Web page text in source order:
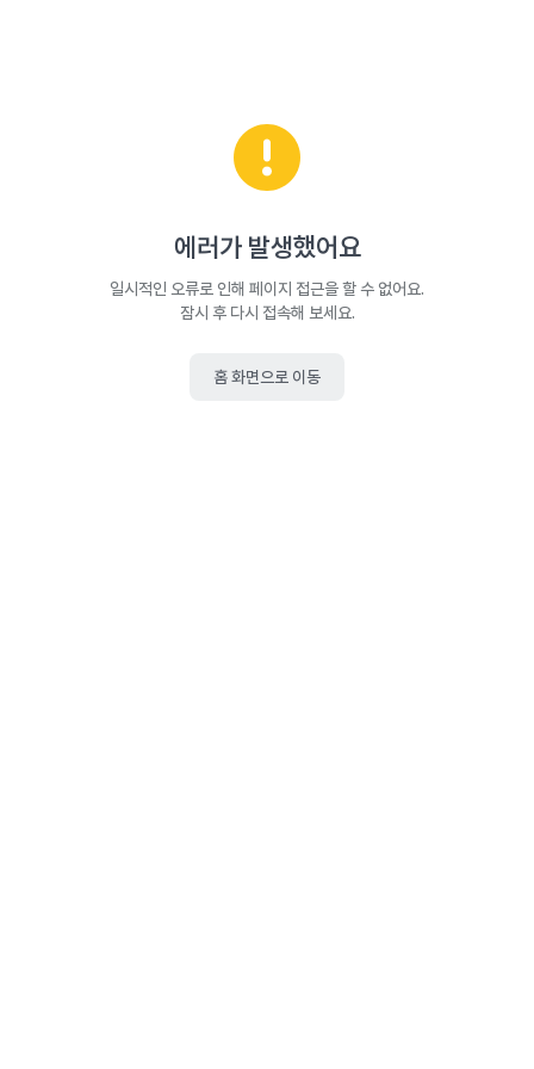
에러가 발생했어요
일시적인 오류로 인해 페이지 접근을 할 수 없어요.
잠시 후 다시 접속해 보세요.
홈 화면으로 이동